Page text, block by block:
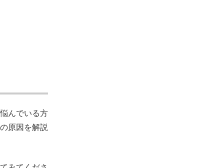
んでいる方
原因を解説